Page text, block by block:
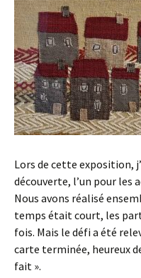
Lors de cette exposition,
découverte, l’un pour les
Nous avons réalisé
temps était court, les
fois. Mais le défi a été
carte terminée, heureux
fait ».